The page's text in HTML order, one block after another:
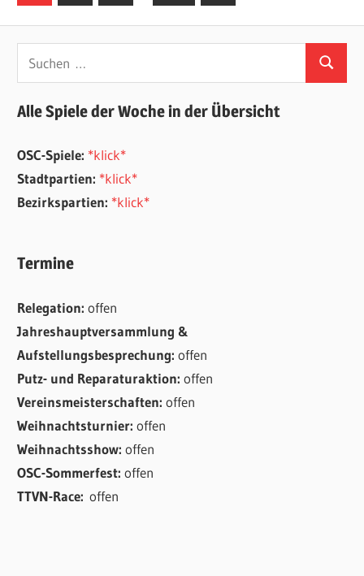
Beiträge
Beiträge
Suchen
Alle Spiele der Woche in der Übersicht
OSC-Spiele: *klick*
Stadtpartien: *klick*
Bezirkspartien: *klick*
Termine
Relegation:offen
Jahreshauptversammlung &
Aufstellungsbesprechung:offen
Putz- und Reparaturaktion:offen
Vereinsmeisterschaften:offen
Weihnachtsturnier:offen
Weihnachtsshow:offen
OSC-Sommerfest:offen
TTVN-Race:offen